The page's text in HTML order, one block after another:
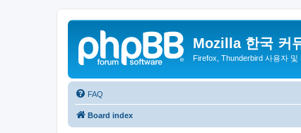
Mozilla 한국 커
Firefox, Thunderbird 사용자 및
FAQ
Board index